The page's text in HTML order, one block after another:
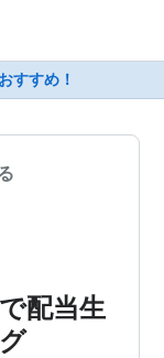
すすめ！
配当生